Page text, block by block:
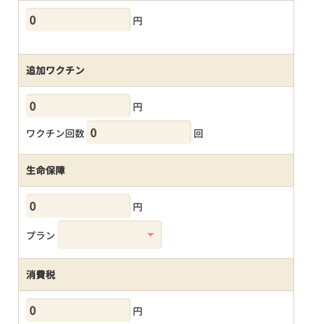
円
追加ワクチン
円
ワクチン回数
回
生命保障
円
プラン
消費税
円